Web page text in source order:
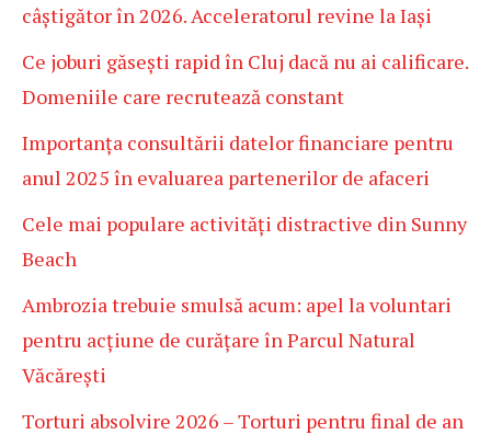
câștigător în 2026. Acceleratorul revine la Iași
Ce joburi găsești rapid în Cluj dacă nu ai calificare.
Domeniile care recrutează constant
Importanța consultării datelor financiare pentru
anul 2025 în evaluarea partenerilor de afaceri
Cele mai populare activități distractive din Sunny
Beach
Ambrozia trebuie smulsă acum: apel la voluntari
pentru acțiune de curățare în Parcul Natural
Văcărești
Torturi absolvire 2026 – Torturi pentru final de an